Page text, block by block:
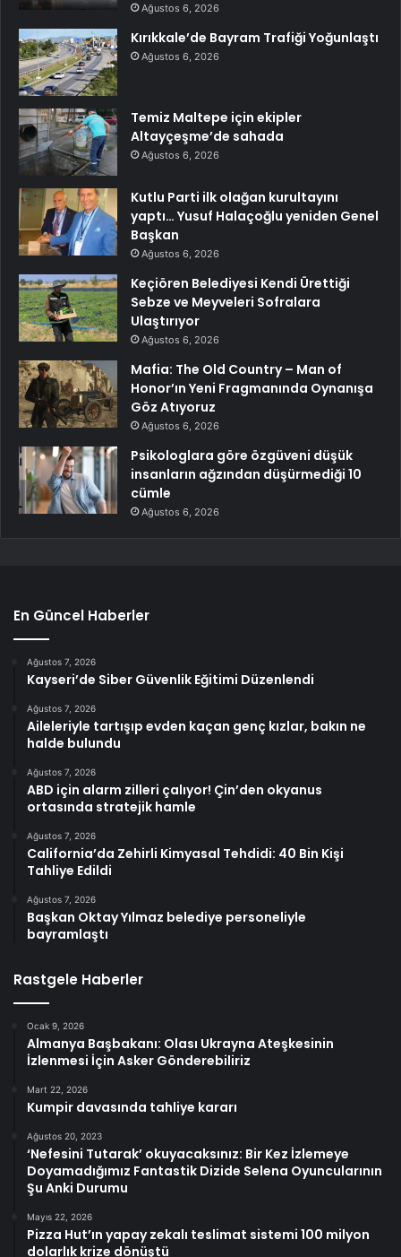
Ağustos 6, 2026
Kırıkkale’de Bayram Trafiği Yoğunlaştı
Ağustos 6, 2026
Temiz Maltepe için ekipler
Altayçeşme’de sahada
Ağustos 6, 2026
Kutlu Parti ilk olağan kurultayını
yaptı… Yusuf Halaçoğlu yeniden Genel
Başkan
Ağustos 6, 2026
Keçiören Belediyesi Kendi Ürettiği
Sebze ve Meyveleri Sofralara
Ulaştırıyor
Ağustos 6, 2026
Mafia: The Old Country – Man of
Honor’ın Yeni Fragmanında Oynanışa
Göz Atıyoruz
Ağustos 6, 2026
Psikologlara göre özgüveni düşük
insanların ağzından düşürmediği 10
cümle
Ağustos 6, 2026
En Güncel Haberler
Ağustos 7, 2026
Kayseri’de Siber Güvenlik Eğitimi Düzenlendi
Ağustos 7, 2026
Aileleriyle tartışıp evden kaçan genç kızlar, bakın ne
halde bulundu
Ağustos 7, 2026
ABD için alarm zilleri çalıyor! Çin’den okyanus
ortasında stratejik hamle
Ağustos 7, 2026
California’da Zehirli Kimyasal Tehdidi: 40 Bin Kişi
Tahliye Edildi
Ağustos 7, 2026
Başkan Oktay Yılmaz belediye personeliyle
bayramlaştı
Rastgele Haberler
Ocak 9, 2026
Almanya Başbakanı: Olası Ukrayna Ateşkesinin
İzlenmesi İçin Asker Gönderebiliriz
Mart 22, 2026
Kumpir davasında tahliye kararı
Ağustos 20, 2023
‘Nefesini Tutarak’ okuyacaksınız: Bir Kez İzlemeye
Doyamadığımız Fantastik Dizide Selena Oyuncularının
Şu Anki Durumu
Mayıs 22, 2026
Pizza Hut’ın yapay zekalı teslimat sistemi 100 milyon
dolarlık krize dönüştü